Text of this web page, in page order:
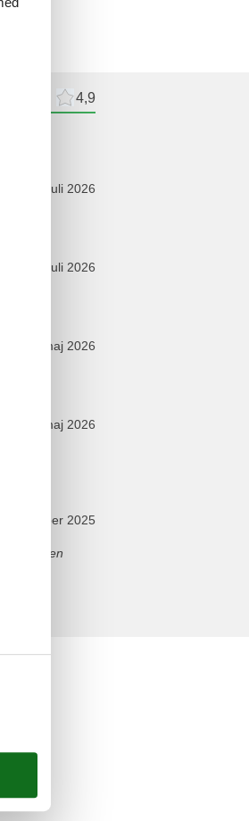
4,9
juli 2026
juli 2026
maj 2026
maj 2026
december 2025
Anliegen